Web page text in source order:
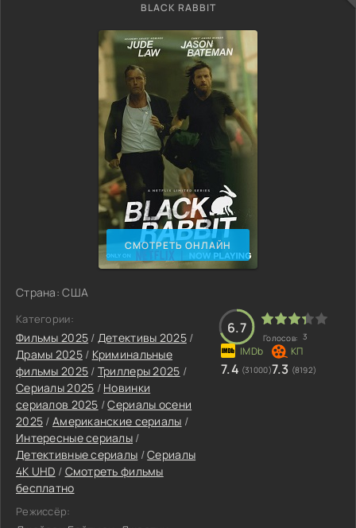
BLACK RABBIT
СМОТРЕТЬ ОНЛАЙН
Страна: США
Категории:
Фильмы 2025 / Детективы 2025/
Драмы 2025/ Криминальные
фильмы 2025 / Триллеры 2025 /
Сериалы 2025 / Новинки
сериалов 2025 /Сериалы осени
2025 / Американские сериалы /
Интересные сериалы /
Детективные сериалы /Сериалы
4K UHD / Смотреть фильмы
бесплатно
Режиссёр:
6.7
Голосов: 3
7.4 (31000)7.3 (8192)